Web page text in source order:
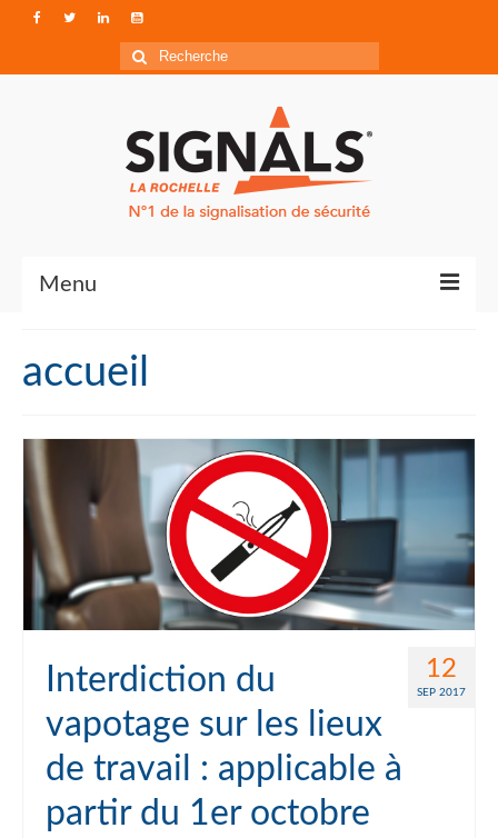
Rechercher
:
Menu
Qui sommes-nous ?
Accéder à Signals
accueil
12
SEP 2017
Interdiction du
vapotage sur les lieux
de travail : applicable à
partir du 1er octobre